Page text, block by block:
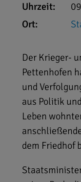
Uhrzeit:
Ort:
Der Krieger-
Pettenhofen
und
aus Politik
Leben
dem Friedhof